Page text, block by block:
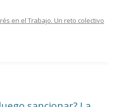
en el Trabajo. Un reto colectivo